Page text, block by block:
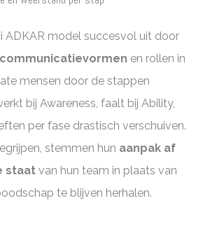
ADKAR model succesvol uit door
en rollen in
mensen door de stappen
bij Awareness, faalt bij Ability,
per fase drastisch verschuiven.
stemmen hun aanpak af
staat van hun team in plaats van
te blijven herhalen.